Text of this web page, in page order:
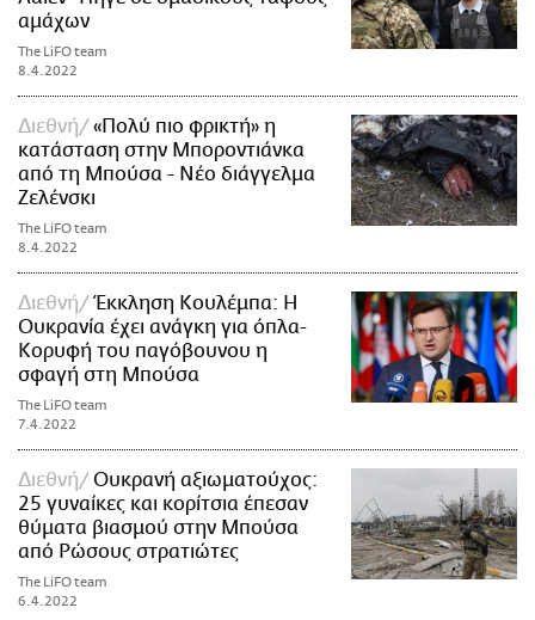
αμάχων
The LiFO team
8.4.2022
Διεθνή
«Πολύ πιο φρικτή» η
κατάσταση στην Μποροντιάνκα
από τη Μπούσα - Νέο διάγγελμα
Ζελένσκι
The LiFO team
8.4.2022
Διεθνή
Έκκληση Κουλέμπα: Η
Ουκρανία έχει ανάγκη για όπλα-
Κορυφή του παγόβουνου η
σφαγή στη Μπούσα
The LiFO team
7.4.2022
Διεθνή
Ουκρανή αξιωματούχος:
25 γυναίκες και κορίτσια έπεσαν
θύματα βιασμού στην Μπούσα
από Ρώσους στρατιώτες
The LiFO team
6.4.2022